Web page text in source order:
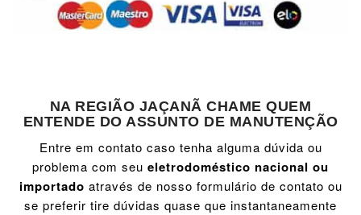
NA REGIÃO JAÇANÃ CHAME QUEM
ENTENDE DO ASSUNTO DE MANUTENÇÃO
Entre em contato caso tenha alguma dúvida ou
problema com seu eletrodoméstico nacional ou
importado através de nosso formulário de contato ou
se preferir tire dúvidas quase que instantaneamente